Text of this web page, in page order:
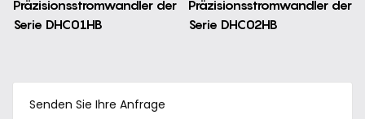
Senden Sie Ihre Anfrage
Präzisionsstromwandler der
Serie DHC01HB
Präzisionsstromwandler der
Serie DHC02HB